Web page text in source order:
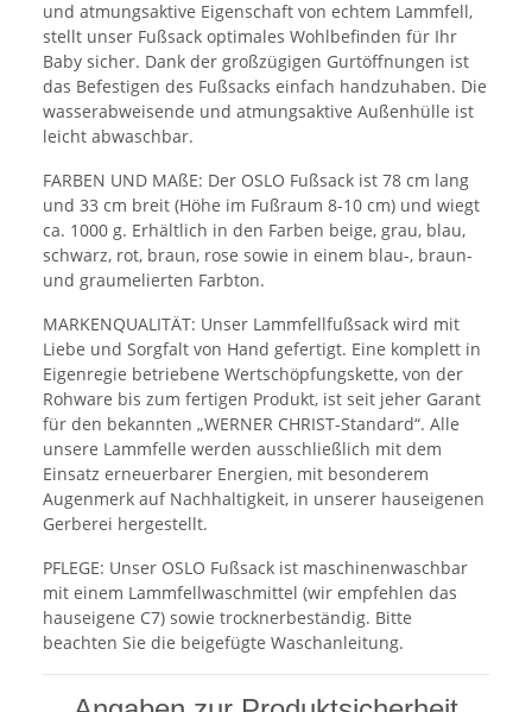
und atmungsaktive Eigenschaft von echtem Lammfell,
stellt unser Fußsack optimales Wohlbefinden für Ihr
Baby sicher. Dank der großzügigen Gurtöffnungen ist
das Befestigen des Fußsacks einfach handzuhaben. Die
wasserabweisende und atmungsaktive Außenhülle ist
leicht abwaschbar.
FARBEN UND MAßE: Der OSLO Fußsack ist 78 cm lang
und 33 cm breit (Höhe im Fußraum 8-10 cm) und wiegt
ca. 1000 g. Erhältlich in den Farben beige, grau, blau,
schwarz, rot, braun, rose sowie in einem blau-, braun-
und graumelierten Farbton.
MARKENQUALITÄT: Unser Lammfellfußsack wird mit
Liebe und Sorgfalt von Hand gefertigt. Eine komplett in
Eigenregie betriebene Wertschöpfungskette, von der
Rohware bis zum fertigen Produkt, ist seit jeher Garant
für den bekannten „WERNER CHRIST-Standard“. Alle
unsere Lammfelle werden ausschließlich mit dem
Einsatz erneuerbarer Energien, mit besonderem
Augenmerk auf Nachhaltigkeit, in unserer hauseigenen
Gerberei hergestellt.
PFLEGE: Unser OSLO Fußsack ist maschinenwaschbar
mit einem Lammfellwaschmittel (wir empfehlen das
hauseigene C7) sowie trocknerbeständig. Bitte
beachten Sie die beigefügte Waschanleitung.